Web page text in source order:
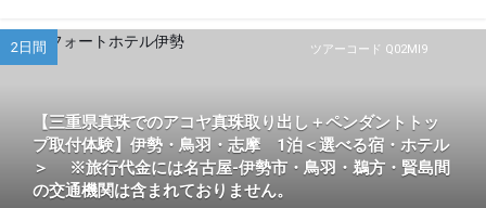
ツアーコード Q02MI9
2日間
【三重県真珠でのアコヤ真珠取り出し＋ペンダントトッ
プ取付体験】伊勢・鳥羽・志摩 1泊＜選べる宿・ホテル
＞ ※旅行代金には名古屋-伊勢市・鳥羽・鵜方・賢島間
の交通機関は含まれておりません。